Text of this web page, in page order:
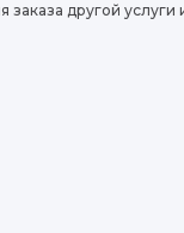
заказа другой услуги